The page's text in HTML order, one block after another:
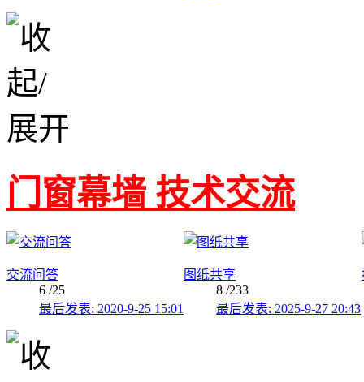
门窗幕墙 技术交流
交流问答
6 /25
最后发表: 2020-9-25 15:01
图纸共享
8 /233
最后发表: 2025-9-27 20:43